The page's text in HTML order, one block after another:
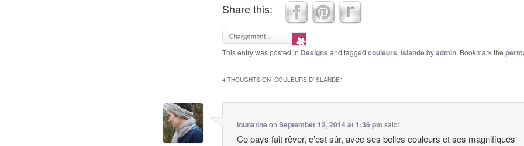
Share this:
This entry was posted in Designs and tagged couleurs,islandebyadmin. Bookmark the
4 THOUGHTS ON “COULEURS D’ISLANDE”
lounatineonSeptember 12, 2014 at 1:36 pm said:
Ce pays fait rêver, c’est sûr, avec ses belles couleurs et ses magnifiques